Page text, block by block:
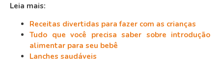
Leia mais:
Receitas divertidas para fazer com as crianças
Tudo que você precisa saber sobre introdução
alimentar para seu bebê
Lanches saudáveis